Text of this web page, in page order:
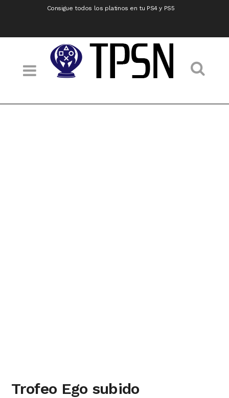
Consigue todos los platinos en tu PS4 y PS5
Trofeo Ego subido